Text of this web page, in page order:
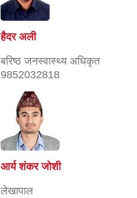
हैदर अली
बरिष्ठ जनस्वास्थ्य अधिकृत
9852032818
आर्य शंकर जोशी
लेखापाल